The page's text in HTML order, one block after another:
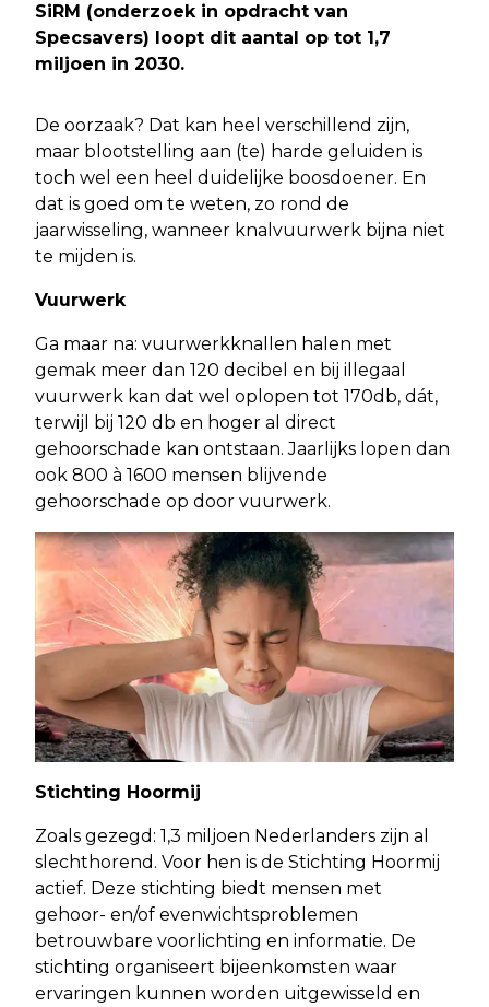
SiRM (onderzoek in opdracht van
Specsavers) loopt dit aantal op tot 1,7
miljoen in 2030.
De oorzaak? Dat kan heel verschillend zijn,
maar blootstelling aan (te) harde geluiden is
toch wel een heel duidelijke boosdoener. En
dat is goed om te weten, zo rond de
jaarwisseling, wanneer knalvuurwerk bijna niet
te mijden is.
Vuurwerk
Ga maar na: vuurwerkknallen halen met
gemak meer dan 120 decibel en bij illegaal
vuurwerk kan dat wel oplopen tot 170db, dát,
terwijl bij 120 db en hoger al direct
gehoorschade kan ontstaan. Jaarlijks lopen dan
ook 800 à 1600 mensen blijvende
gehoorschade op door vuurwerk.
Stichting Hoormij
Zoals gezegd: 1,3 miljoen Nederlanders zijn al
slechthorend. Voor hen is de Stichting Hoormij
actief. Deze stichting biedt mensen met
gehoor- en/of evenwichtsproblemen
betrouwbare voorlichting en informatie. De
stichting organiseert bijeenkomsten waar
ervaringen kunnen worden uitgewisseld en